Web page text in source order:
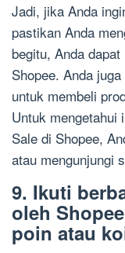
Jadi, jika Anda
pastikan Anda
begitu, Anda
Shopee. Anda
untuk membeli
Untuk mengetahui
Sale di Shopee,
atau mengunjungi
9. Ikuti
oleh
poin atau